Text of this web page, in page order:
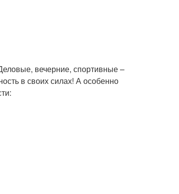
вечерние, спортивные –
в своих силах! А особенно